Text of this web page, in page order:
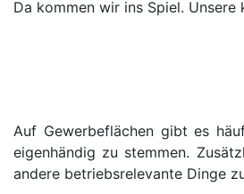
Da kommen wir ins Spiel.
Auf Gewerbeflächen gibt es
eigenhändig zu stemmen.
andere betriebsrelevante Dinge